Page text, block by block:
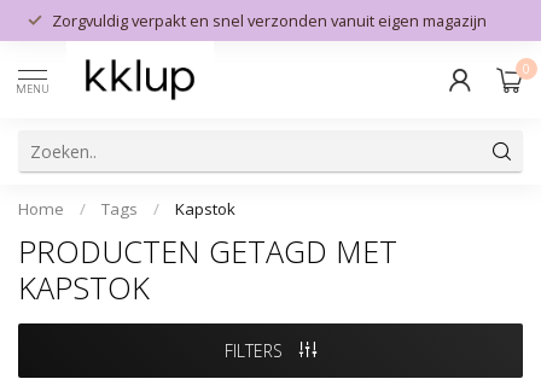
Zorgvuldig verpakt en snel verzonden vanuit eigen magazijn
MENU
0
Home / Tags / Kapstok
PRODUCTEN GETAGD MET
KAPSTOK
FILTERS